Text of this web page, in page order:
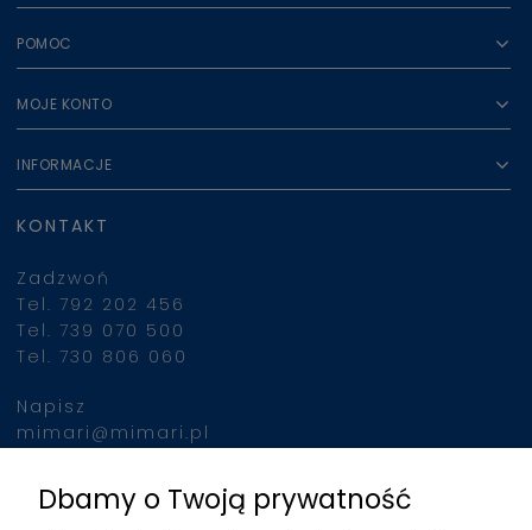
POMOC
MOJE KONTO
INFORMACJE
KONTAKT
Zadzwoń
Tel. 792 202 456
Tel. 739 070 500
Tel. 730 806 060
Napisz
mimari@mimari.pl
Znajdziesz nas
Dbamy o Twoją prywatność